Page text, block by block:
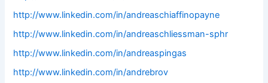
http://www.linkedin.com/in/andreaschiaffinopayne
http://www.linkedin.com/in/andreaschliessman-sphr
http://www.linkedin.com/in/andreaspingas
http://www.linkedin.com/in/andrebrov